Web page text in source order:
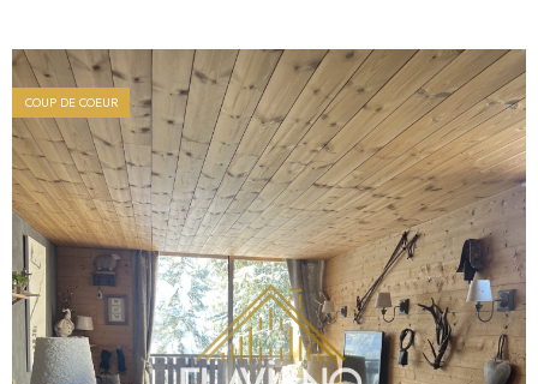
ESPACE
COUP DE COEUR